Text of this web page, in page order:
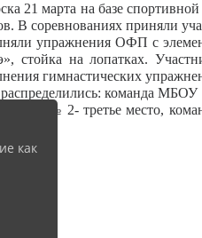
21 марта на базе
В соревнованиях приняли
упражнения ОФП с
стойка на лопатках.
распределились: команда
СОШ № 2- третье место,
как